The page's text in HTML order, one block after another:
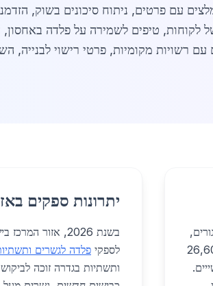
עם פרטים, ניתוח סיכונים בשוק,
לקוחות, טיפים לשמירה על פלדה באחסון,
מקומיות, פרטי רישוי לבנייה,
בשנת 2026. בגדרה, העיר המרכזית עם 26,607
יתרונות ספקים
בשנת 2026, אזור
לספקי פלדה לגשרים
ותשתיות בגדרה זוכה